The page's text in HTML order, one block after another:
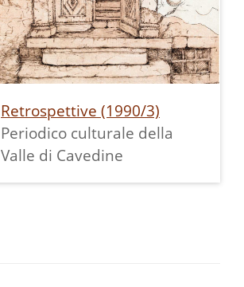
Retrospettive (1990/3)
Periodico culturale della
Valle di Cavedine